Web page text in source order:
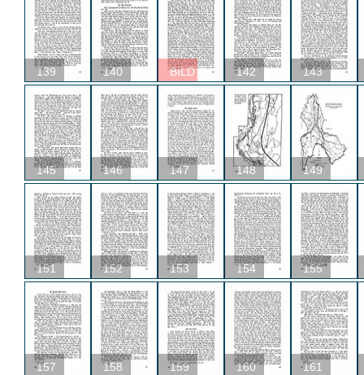
139 140 BILD 142 143
145 146 147 148 149
151 152 153 154 155
157 158 159 160 161